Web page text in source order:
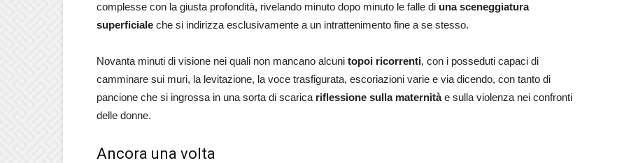
complesse con la giusta profondità, rivelando minuto dopo minuto le falle di una sceneggiatura
superficiale che si indirizza esclusivamente a un intrattenimento fine a se stesso.
Novanta minuti di visione nei quali non mancano alcuni topoi ricorrenti, con i posseduti capaci di
camminare sui muri, la levitazione, la voce trasfigurata, escoriazioni varie e via dicendo, con tanto di
pancione che si ingrossa in una sorta di scarica riflessione sulla maternitàe sulla violenza nei confronti
delle donne.
Ancora una volta